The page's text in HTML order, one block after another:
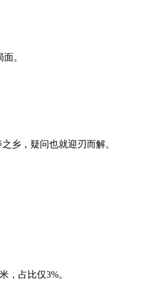
。
乡，疑问也就迎刃而解。
，占比仅3%。